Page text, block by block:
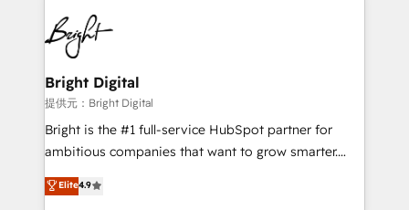
HubSpot COS Performance Award 🏆2014 HubSpot
COS Design Award 🏆2013 HubSpot Marketplace
Partner 📆Founded in 1997
lasting impact. We specialize in: • Turnkey and end-
to-end HubSpot implementations • Onboarding for
Sales, Service, Marketing & Content Hubs • AI voice
and chat agents, predictive automation, and smart
workflows • Salesforce + HubSpot integration •
RevOps and AI-driven sales enablement • Website
design and CMS development • ERP integration: SAP,
and CRM migration from any platform •
Bright Digital
提供元：Bright Digital
Bright is the #1 full-service HubSpot partner for
ambitious companies that want to grow smarter.
From HubSpot onboarding, to training, from
developing a new website to lead generation and
Elite4.9